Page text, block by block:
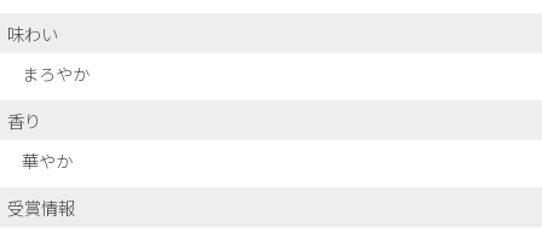
味わい
まろやか
香り
華やか
受賞情報